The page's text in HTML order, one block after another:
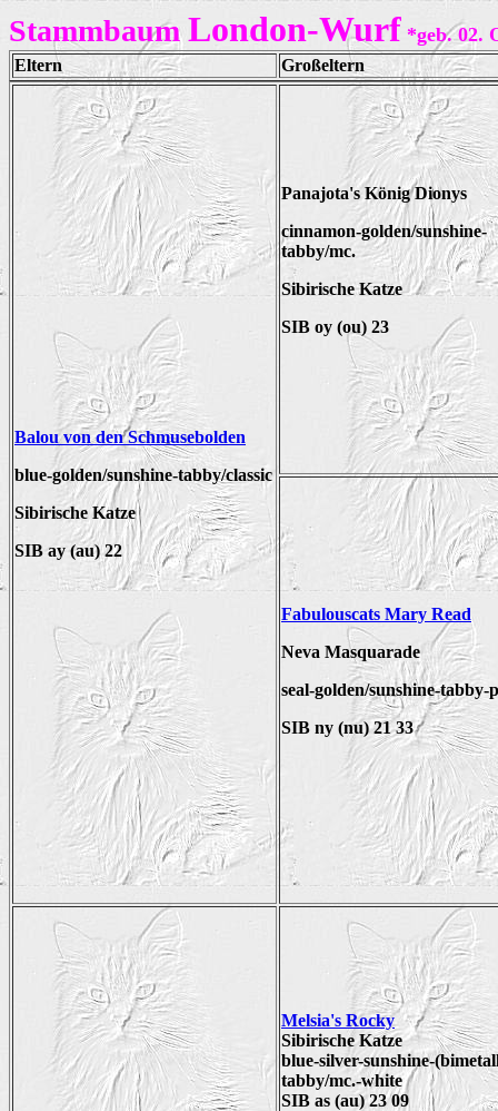
StammbaumLondon-Wurf *geb. 02.
Eltern Großeltern
Balou von den Schmusebolden
blue-golden/sunshine-tabby/classic
Sibirische Katze
SIB ay (au) 22
Panajota's König Dionys
cinnamon-golden/sunshine-
tabby/mc.
Sibirische Katze
SIB oy (ou) 23
Fabulouscats Mary Read
Neva Masquarade
seal-golden/sunshine-tabby-
SIB ny (nu) 21 33
Melsia's Rocky
Sibirische Katze
blue-silver-sunshine-
tabby/mc.-white
SIB as (au) 23 09